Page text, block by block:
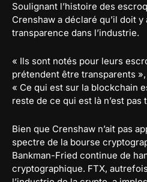
Soulignant l’histoire des
Crenshaw a déclaré qu’il doit y
transparence dans l’industrie.
« Ils sont notés pour leurs
prétendent être transparents
« Ce qui est sur la blockchain
reste de ce qui est là n’est pas
Bien que Crenshaw n’ait pas
spectre de la bourse
Bankman-Fried continue de
cryptographique. FTX,